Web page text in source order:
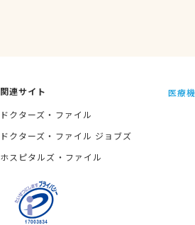
関連サイト
ドクターズ・ファイル
ドクターズ・ファイル ジョブズ
ホスピタルズ・ファイル
医療